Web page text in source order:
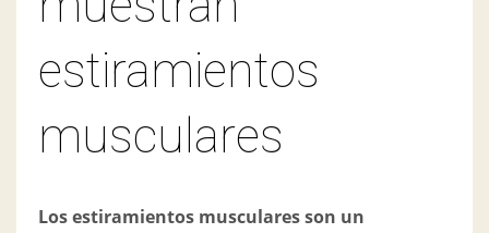
estiramientos
musculares
Los estiramientos musculares son un